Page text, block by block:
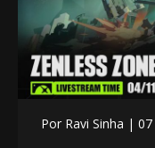
Por Ravi Sinha | 07